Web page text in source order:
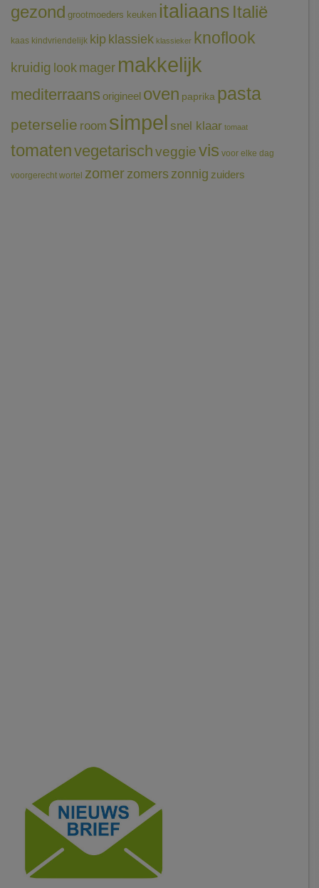
gezond grootmoeders keuken italiaans Italië
kaas kindvriendelijk kip klassiek klassieker knoflook
kruidig look mager makkelijk
mediterraans origineel oven paprika pasta
peterselie room simpel snel klaar tomaat
tomatenvegetarischveggievis voor elke dag
voorgerecht wortel zomerzomerszonnig zuiders